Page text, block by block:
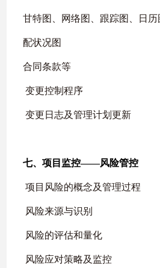
甘特图、网络图、跟踪图、日
配状况图
合同条款等
变更控制程序
变更日志及管理计划更新
七、项目监控——风险管控
项目风险的概念及管理过程
风险来源与识别
风险的评估和量化
风险应对策略及监控